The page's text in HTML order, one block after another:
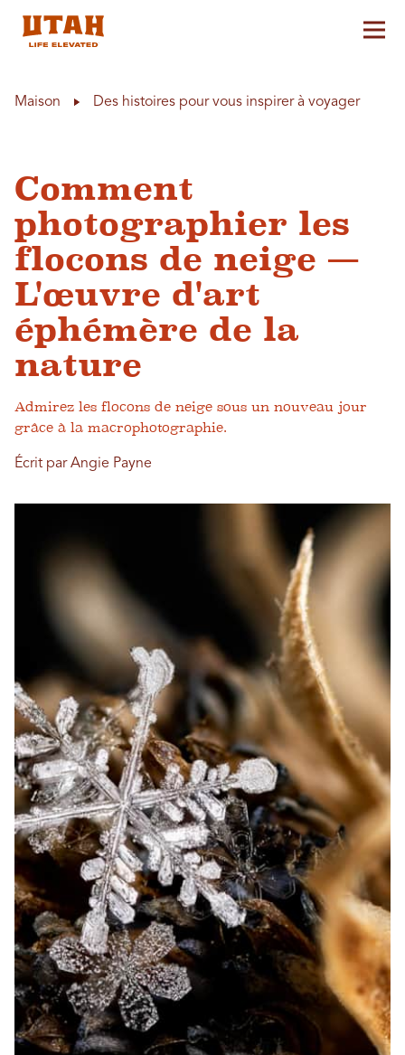
Maison Des histoires pour vous inspirer à voyager
Comment
photographier les
flocons de neige —
L'œuvre d'art
éphémère de la
nature
Admirez les flocons de neige sous un nouveau jour
grâce à la macrophotographie.
Écrit par Angie Payne